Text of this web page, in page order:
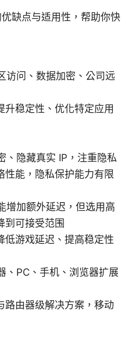
缺点与适用性，帮助你快
访问、数据加密、公司远
升稳定性、优化特定应用
、隐藏真实 IP，注重隐私
性能，隐私保护能力有限
增加额外延迟，但选用高
到可接受范围
低游戏延迟、提高稳定性
、PC、手机、浏览器扩展
路由器级解决方案，移动